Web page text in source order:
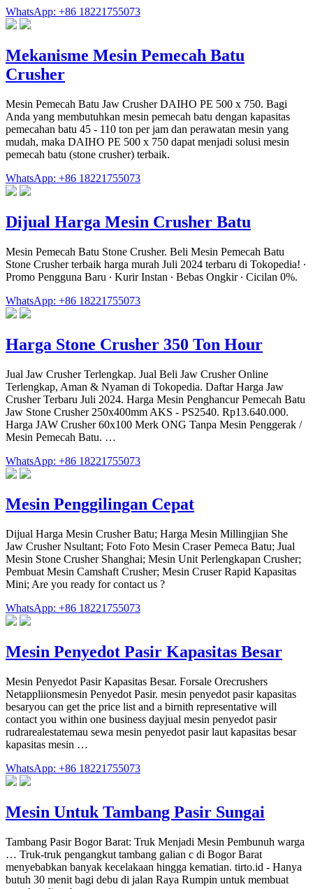
WhatsApp: +86 18221755073
Mekanisme Mesin Pemecah Batu
Crusher
Mesin Pemecah Batu Jaw Crusher DAIHO PE 500 x 750. Bagi
Anda yang membutuhkan mesin pemecah batu dengan kapasitas
pemecahan batu 45 - 110 ton per jam dan perawatan mesin yang
mudah, maka DAIHO PE 500 x 750 dapat menjadi solusi mesin
pemecah batu (stone crusher) terbaik.
WhatsApp: +86 18221755073
Dijual Harga Mesin Crusher Batu
Mesin Pemecah Batu Stone Crusher. Beli Mesin Pemecah Batu
Stone Crusher terbaik harga murah Juli 2024 terbaru di Tokopedia! ∙
Promo Pengguna Baru ∙ Kurir Instan ∙ Bebas Ongkir ∙ Cicilan 0%.
WhatsApp: +86 18221755073
Harga Stone Crusher 350 Ton Hour
Jual Jaw Crusher Terlengkap. Jual Beli Jaw Crusher Online
Terlengkap, Aman & Nyaman di Tokopedia. Daftar Harga Jaw
Crusher Terbaru Juli 2024. Harga Mesin Penghancur Pemecah Batu
Jaw Stone Crusher 250x400mm AKS - PS2540. Rp13.640.000.
Harga JAW Crusher 60x100 Merk ONG Tanpa Mesin Penggerak /
Mesin Pemecah Batu. …
WhatsApp: +86 18221755073
Mesin Penggilingan Cepat
Dijual Harga Mesin Crusher Batu; Harga Mesin Millingjian She
Jaw Crusher Nsultant; Foto Foto Mesin Craser Pemeca Batu; Jual
Mesin Stone Crusher Shanghai; Mesin Unit Perlengkapan Crusher;
Pembuat Mesin Camshaft Crusher; Mesin Cruser Rapid Kapasitas
Mini; Are you ready for contact us ?
WhatsApp: +86 18221755073
Mesin Penyedot Pasir Kapasitas Besar
Mesin Penyedot Pasir Kapasitas Besar. Forsale Orecrushers
Netappliionsmesin Penyedot Pasir. mesin penyedot pasir kapasitas
besaryou can get the price list and a birnith representative will
contact you within one business dayjual mesin penyedot pasir
rudrarealestatemau sewa mesin penyedot pasir laut kapasitas besar
kapasitas mesin …
WhatsApp: +86 18221755073
Mesin Untuk Tambang Pasir Sungai
Tambang Pasir Bogor Barat: Truk Menjadi Mesin Pembunuh warga
… Truk-truk pengangkut tambang galian c di Bogor Barat
menyebabkan banyak kecelakaan hingga kematian. tirto.id - Hanya
butuh 30 menit bagi debu di jalan Raya Rumpin untuk membuat